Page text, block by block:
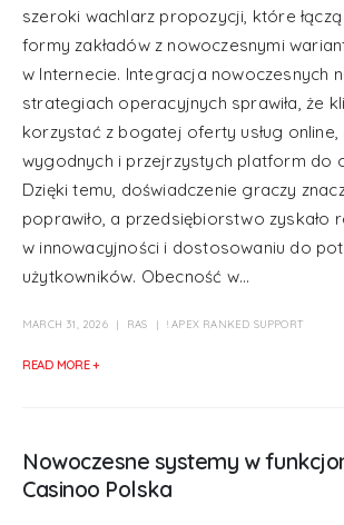
szeroki wachlarz propozycji, które
formy zakładów z nowoczesnymi
w Internecie. Integracja nowoczesnych
strategiach operacyjnych sprawiła, że
korzystać z bogatej oferty usług online,
wygodnych i przejrzystych platform do
Dzięki temu, doświadczenie graczy
poprawiło, a przedsiębiorstwo zyskało
w innowacyjności i dostosowaniu do
użytkowników. Obecność w...
MARCH 31, 2026 RAS ! APEX RANKED SUPPORT
READ MORE +
Nowoczesne systemy w
Casinoo Polska